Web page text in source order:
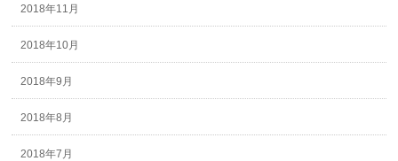
2018年11月
2018年10月
2018年9月
2018年8月
2018年7月